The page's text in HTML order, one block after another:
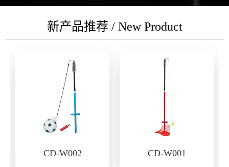
新产品推荐 / New Product
CD-W002 CD-W001